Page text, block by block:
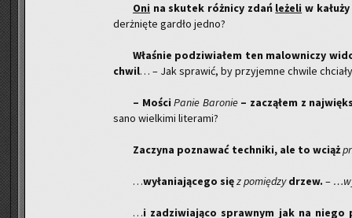
Oni na sku­tek róż­ni­cy zdań le­że­li w
de­rżnię­te gar­dło jedno?
Wła­śnie po­dzi­wia­łem ten ma­low­ni­czy
chwil… – Jak spra­wić, by przy­jem­ne chwi­le
– MościPanie Ba­ro­nie– za­czą­łem z
sa­no wiel­ki­mi li­te­ra­mi?
Za­czy­na po­zna­wać tech­ni­ki, ale to wciąż
…wy­ła­nia­ją­ce­go sięz po­mię­dzydrzew. –
…i za­dzi­wia­ją­co spraw­nym jak na niego